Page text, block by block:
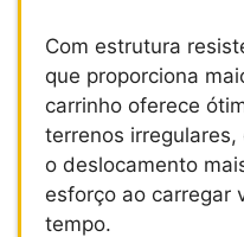
Com estrutura
que proporciona
carrinho oferece
terrenos
o deslocamento
esforço ao carregar
tempo.